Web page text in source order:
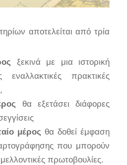
αποτελείται από τρία
ξεκινά με μια ιστορική
εναλλακτικές πρακτικές
θα εξετάσει διάφορες
μέρος θα δοθεί έμφαση
που μπορούν
πρωτοβουλίες.